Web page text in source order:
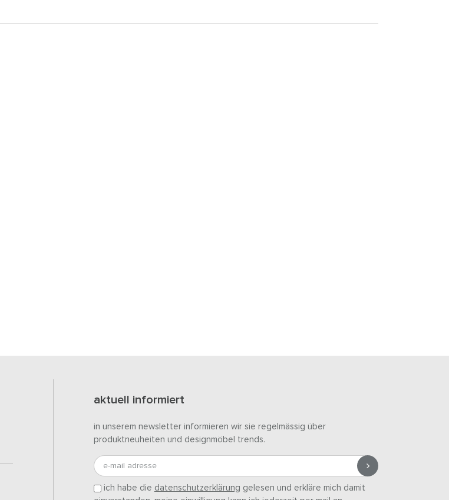
aktuell informiert
in unserem newsletter informieren wir sie regelmässig über
produktneuheiten und designmöbel trends.
e-mail adresse
ich habe die datenschutzerklärung gelesen und erkläre mich damit